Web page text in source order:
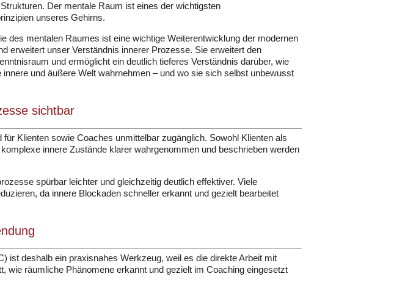
Der mentale Raum ist eines der wichtigsten
unseres Gehirns.
des mentalen Raumes ist eine wichtige Weiterentwicklung der modernen
erweitert unser Verständnis innerer Prozesse. Sie erweitert den
und ermöglicht ein deutlich tieferes Verständnis darüber, wie
innere und äußere Welt wahrnehmen – und wo sie sich selbst unbewusst
sichtbar
Klienten sowie Coaches unmittelbar zugänglich. Sowohl Klienten als
innere Zustände klarer wahrgenommen und beschrieben werden
spürbar leichter und gleichzeitig deutlich effektiver. Viele
da innere Blockaden schneller erkannt und gezielt bearbeitet
ist deshalb ein praxisnahes Werkzeug, weil es die direkte Arbeit mit
wie räumliche Phänomene erkannt und gezielt im Coaching eingesetzt